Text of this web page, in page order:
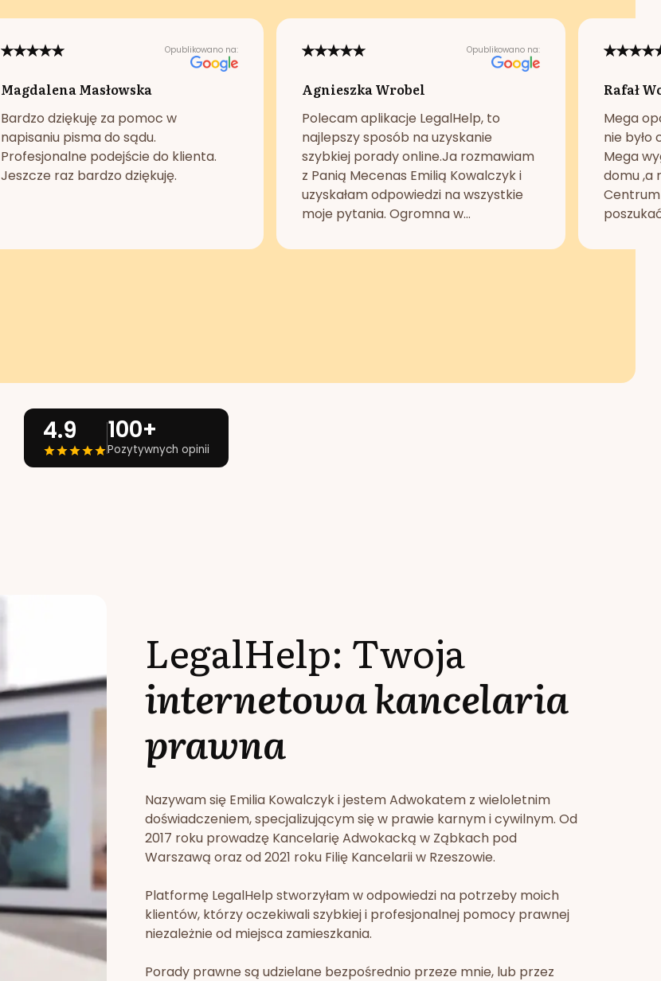
Opublikowano na:
Magdalena Masłowska
Bardzo dziękuję za pomoc w
napisaniu pisma do sądu.
Profesjonalne podejście do klienta.
Jeszcze raz bardzo dziękuję.
Opublikowano na:
Agnieszka Wrobel
Polecam aplikacje LegalHelp, to
najlepszy sposób na uzyskanie
szybkiej porady online.Ja rozmawiam
z Panią Mecenas Emilią Kowalczyk i
uzyskałam odpowiedzi na wszystkie
moje pytania. Ogromna w...
Rafał
Mega
nie było
Mega
domu ,a
4.9 100+
Pozytywnych opinii
LegalHelp: Twoja
internetowa kancelaria
prawna
Nazywam się Emilia Kowalczyk i jestem Adwokatem z wieloletnim
doświadczeniem, specjalizującym się w prawie karnym i cywilnym. Od
2017 roku prowadzę Kancelarię Adwokacką w Ząbkach pod
Warszawą oraz od 2021 roku Filię Kancelarii w Rzeszowie.
Platformę LegalHelp stworzyłam w odpowiedzi na potrzeby moich
klientów, którzy oczekiwali szybkiej i profesjonalnej pomocy prawnej
niezależnie od miejsca zamieszkania.
Porady prawne są udzielane bezpośrednio przeze mnie, lub przez